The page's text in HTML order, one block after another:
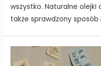
wszystko. Naturalne
także sprawdzony sposób